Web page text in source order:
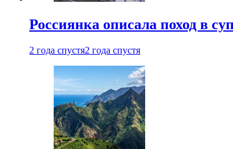
Россиянка описала поход в
2 года спустя2 года спустя